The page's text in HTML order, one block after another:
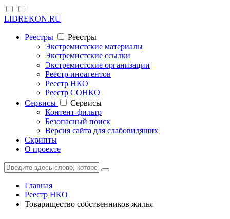
LIDREKON.RU
Реестры
Реестры
Экстремистские материалы
Экстремистские ссылки
Экстремистские организации
Реестр иноагентов
Реестр НКО
Реестр СОНКО
Cервисы
Cервисы
Контент-фильтр
Безопасный поиск
Версия сайта для слабовидящих
Скрипты
О проекте
Главная
Реестр НКО
Товарищество собственников жилья